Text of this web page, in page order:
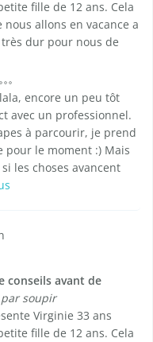
fille de 12 ans. Cela
allons en vacance a
dur pour nous de
encore un peu tôt
avec un professionnel.
à parcourir, je prend
pour le moment :) Mais
les choses avancent
conseils avant de
par soupir
Virginie 33 ans
fille de 12 ans. Cela